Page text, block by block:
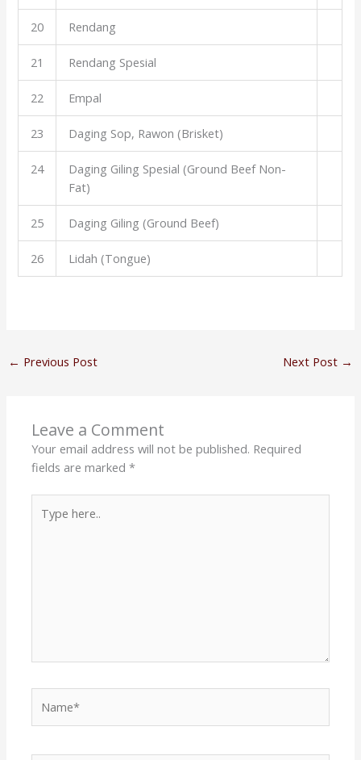
20 Rendang
21 Rendang Spesial
22 Empal
23 Daging Sop, Rawon (Brisket)
24
Daging Giling Spesial (Ground Beef Non-
Fat)
25 Daging Giling (Ground Beef)
26 Lidah (Tongue)
← Previous Post Next Post →
Leave a Comment
Your email address will not be published. Required
fields are marked*
here..